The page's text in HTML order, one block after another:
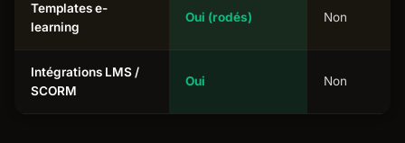
Templates e-
learning
Oui (rodés) Non
Intégrations LMS /
SCORM
Oui Non